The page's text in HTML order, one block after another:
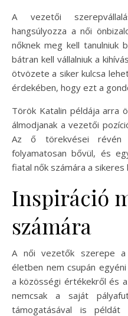
A vezetői
hangsúlyozza a női
nőknek meg kell tanulniuk
bátran kell vállalniuk a
ötvözete a siker kulcsa
érdekében, hogy ezt a
Török Katalin példája arra
álmodjanak a vezetői
Az ő törekvései révén
folyamatosan bővül, és
fiatal nők számára a sikeres
Inspiráció
számára
A női vezetők szerepe
életben nem csupán
a közösségi értékekről és
nemcsak a saját
támogatásával is